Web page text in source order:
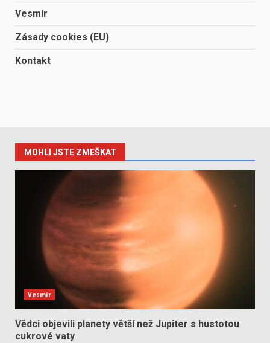
Vesmír
Zásady cookies (EU)
Kontakt
MOHLI JSTE ZMEŠKAT
Vesmír
Vědci objevili planety větší než Jupiter s hustotou
cukrové vaty